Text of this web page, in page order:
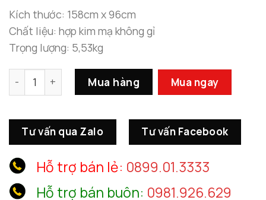
Kích thước: 158cm x 96cm
Chất liệu: hợp kim mạ không gỉ
Trọng lượng: 5,53kg
Phù Điêu Treo Tường Lá Bạch Quả Trang Trí Phòng
Mua hàng Mua ngay
Tư vấn qua Zalo Tư vấn Facebook
Hỗ trợ bán lẻ: 0899.01.3333
Hỗ trợ bán buôn: 0981.926.629